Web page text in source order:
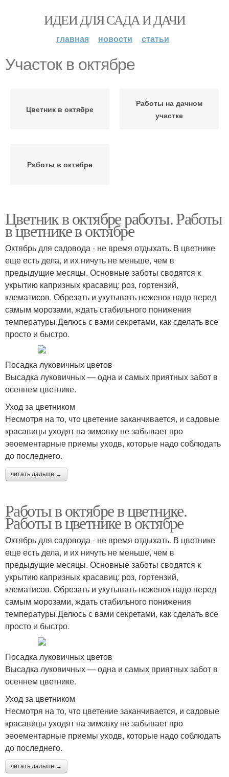
ИДЕИ ДЛЯ САДА И ДАЧИ
главная новости статьи
Участок в октябре
Цветник в октябре
Работы на дачном
участке
Работы в октябре
Цветник в октябре работы. Работы
в цветнике в октябре
Октябрь для садовода - не время отдыхать. В цветнике
еще есть дела, и их ничуть не меньше, чем в
предыдущие месяцы. Основные заботы сводятся к
укрытию капризных красавиц: роз, гортензий,
клематисов. Обрезать и укутывать неженок надо перед
самым морозами, ждать стабильного понижения
температуры.Делюсь с вами секретами, как сделать все
просто и быстро.
Посадка луковичных цветов
Высадка луковичных — одна и самых приятных забот в
осеннем цветнике.
Уход за цветником
Несмотря на то, что цветение заканчивается, и садовые
красавицы уходят на зимовку не забывает про
эеоементарные приемы уходв, которые надо соблюдать
до последнего.
читать дальше →
Работы в октябре в цветнике.
Работы в цветнике в октябре
Октябрь для садовода - не время отдыхать. В цветнике
еще есть дела, и их ничуть не меньше, чем в
предыдущие месяцы. Основные заботы сводятся к
укрытию капризных красавиц: роз, гортензий,
клематисов. Обрезать и укутывать неженок надо перед
самым морозами, ждать стабильного понижения
температуры.Делюсь с вами секретами, как сделать все
просто и быстро.
Посадка луковичных цветов
Высадка луковичных — одна и самых приятных забот в
осеннем цветнике.
Уход за цветником
Несмотря на то, что цветение заканчивается, и садовые
красавицы уходят на зимовку не забывает про
эеоементарные приемы уходв, которые надо соблюдать
до последнего.
читать дальше →